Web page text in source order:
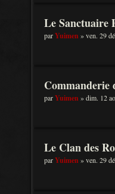
Le Sanctuaire
parYuimen» ven. 29
Commanderie
parYuimen» dim. 12
Le Clan des
parYuimen» ven. 29